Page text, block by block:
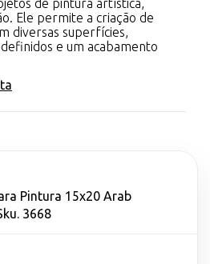
de pintura artística,
Ele permite a criação de
diversas superfícies,
e um acabamento
Pintura 15x20 Arab
3668